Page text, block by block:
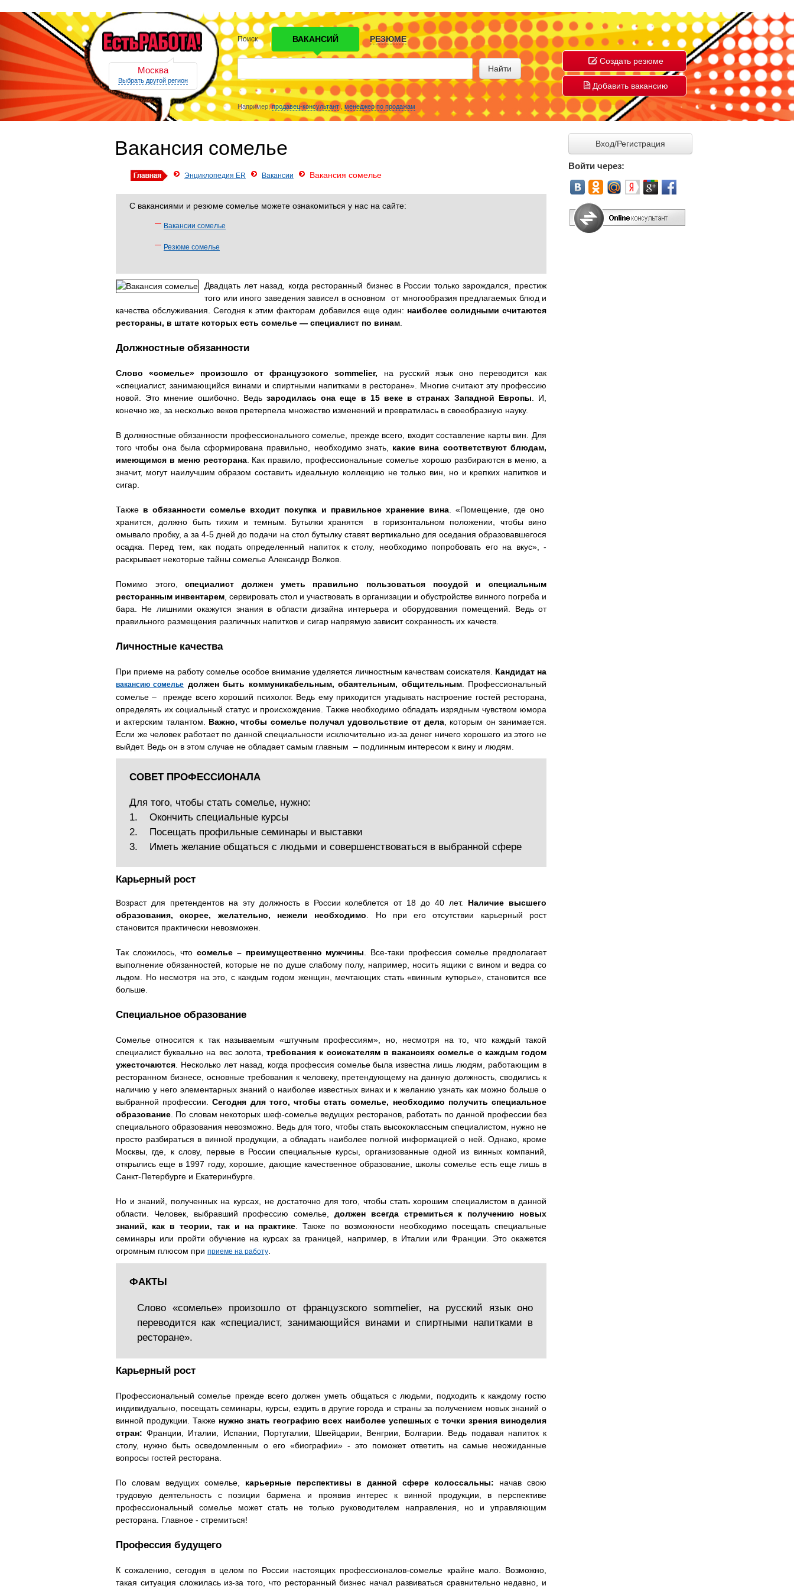
Москва
Выбрать другой регион
Поиск ВАКАНСИЙ РЕЗЮМЕ
Найти
Например,продавец-консультант, менеджер по продажам
Создать резюме
Добавить вакансию
Вакансия сомелье
Энциклопедия ER Вакансии Вакансия сомелье
С вакансиями и резюме сомелье можете ознакомиться у нас на сайте:
Вакансии сомелье
Резюме сомелье
Двадцать лет назад, когда ресторанный бизнес в России только зарождался, престиж
того или иного заведения зависел в основном от многообразия предлагаемых блюд и
качества обслуживания. Сегодня к этим факторам добавился еще один: наиболее солидными считаются
рестораны, в штате которых есть сомелье — специалист по винам
Должностные обязанности
Слово «сомелье» произошло от французского sommelier, на русский язык оно переводится как
«специалист, занимающийся винами и спиртными напитками в ресторане». Многие считают эту профессию
новой. Это мнение ошибочно. Ведь зародилась она еще в 15 веке в странах Западной Европы . И,
конечно же, за несколько веков претерпела множество изменений и превратилась в своеобразную науку.
В должностные обязанности профессионального сомелье, прежде всего, входит составление карты вин. Для
того чтобы она была сформирована правильно, необходимо знать, какие вина соответствуют блюдам,
имеющимся в меню ресторана. Как правило, профессиональные сомелье хорошо разбираются в меню, а
значит, могут наилучшим образом составить идеальную коллекцию не только вин, но и крепких напитков и
сигар.
Также в обязанности сомелье входит покупка и правильное хранение вина. «Помещение, где оно
хранится, должно быть тихим и темным. Бутылки хранятся в горизонтальном положении, чтобы вино
омывало пробку, а за 4-5 дней до подачи на стол бутылку ставят вертикально для оседания образовавшегося
осадка. Перед тем, как подать определенный напиток к столу, необходимо попробовать его на вкус», -
раскрывает некоторые тайны сомелье Александр Волков.
Помимо этого,специалист должен уметь правильно пользоваться посудой и специальным
ресторанным инвентарем , сервировать стол и участвовать в организации и обустройстве винного погреба и
бара. Не лишними окажутся знания в области дизайна интерьера и оборудования помещений. Ведь от
правильного размещения различных напитков и сигар напрямую зависит сохранность их качеств.
Личностные качества
При приеме на работу сомелье особое внимание уделяется личностным качествам соискателя. Кандидат на
вакансию сомелье должен быть коммуникабельным, обаятельным, общительным. Профессиональный
сомелье – прежде всего хороший психолог. Ведь ему приходится угадывать настроение гостей ресторана,
определять их социальный статус и происхождение. Также необходимо обладать изрядным чувством юмора
и актерским талантом. Важно, чтобы сомелье получал удовольствие от дела , которым он занимается.
Если же человек работает по данной специальности исключительно из-за денег ничего хорошего из этого не
выйдет. Ведь он в этом случае не обладает самым главным – подлинным интересом к вину и людям.
СОВЕТ ПРОФЕССИОНАЛА
Для того, чтобы стать сомелье, нужно:
1. Окончить специальные курсы
2. Посещать профильные семинары и выставки
3. Иметь желание общаться с людьми и совершенствоваться в выбранной сфере
Карьерный рост
Возраст для претендентов на эту должность в России колеблется от 18 до 40 лет. Наличие высшего
образования, скорее, желательно, нежели необходимо . Но при его отсутствии карьерный рост
становится практически невозможен.
Так сложилось, чтосомелье – преимущественно мужчины . Все-таки профессия сомелье предполагает
выполнение обязанностей, которые не по душе слабому полу, например, носить ящики с вином и ведра со
льдом. Но несмотря на это, с каждым годом женщин, мечтающих стать «винным кутюрье», становится все
больше.
Специальное образование
Сомелье относится к так называемым «штучным профессиям», но, несмотря на то, что каждый такой
специалист буквально на вес золота,
требования к соискателям в вакансиях сомелье с каждым годом
ужесточаются . Несколько лет назад, когда профессия сомелье была известна лишь людям, работающим в
ресторанном бизнесе, основные требования к человеку, претендующему на данную должность, сводились к
наличию у него элементарных знаний о наиболее известных винах и к желанию узнать как можно больше о
выбранной профессии.
Сегодня для того, чтобы стать сомелье, необходимо получить специальное
образование . По словам некоторых шеф-сомелье ведущих ресторанов, работать по данной профессии без
специального образования невозможно. Ведь для того, чтобы стать высококлассным специалистом, нужно не
просто разбираться в винной продукции, а обладать наиболее полной информацией о ней. Однако, кроме
Москвы, где, к слову, первые в России специальные курсы, организованные одной из винных компаний,
открылись еще в 1997 году, хорошие, дающие качественное образование, школы сомелье есть еще лишь в
Санкт-Петербурге и Екатеринбурге.
Но и знаний, полученных на курсах, не достаточно для того, чтобы стать хорошим специалистом в данной
области. Человек, выбравший профессию сомелье, должен всегда стремиться к получению новых
знаний, как в теории, так и на практике . Также по возможности необходимо посещать специальные
семинары или пройти обучение на курсах за границей, например, в Италии или Франции. Это окажется
огромным плюсом при приеме на работу
ФАКТЫ
Слово «сомелье» произошло от французского sommelier, на русский язык оно
переводится как «специалист, занимающийся винами и спиртными напитками в
ресторане».
Карьерный рост
Профессиональный сомелье прежде всего должен уметь общаться с людьми, подходить к каждому гостю
индивидуально, посещать семинары, курсы, ездить в другие города и страны за получением новых знаний о
винной продукции. Также нужно знать географию всех наиболее успешных с точки зрения виноделия
стран: Франции, Италии, Испании, Португалии, Швейцарии, Венгрии, Болгарии. Ведь подавая напиток к
столу, нужно быть осведомленным о его «биографии» - это поможет ответить на самые неожиданные
вопросы гостей ресторана.
По словам ведущих сомелье, карьерные перспективы в данной сфере колоссальны: начав свою
трудовую деятельность с позиции бармена и проявив интерес к винной продукции, в перспективе
профессиональный сомелье может стать не только руководителем направления, но и управляющим
ресторана. Главное - стремиться!
Профессия будущего
К сожалению, сегодня в целом по России настоящих профессионалов-сомелье крайне мало. Возможно,
такая ситуация сложилась из-за того, что ресторанный бизнес начал развиваться сравнительно недавно, и
Вход/Регистрация
Войти через: